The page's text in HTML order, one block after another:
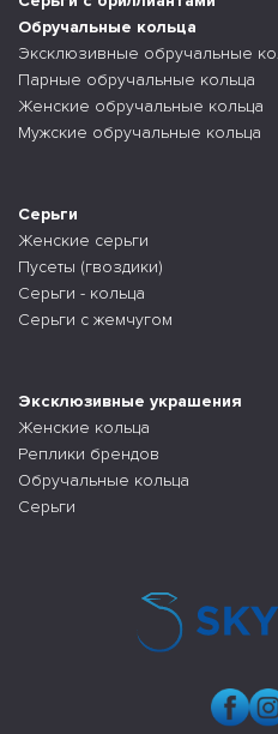
Обручальные кольца
Эксклюзивные обручальные
Парные обручальные кольца
Женские обручальные кольца
Мужские обручальные кольца
Серьги
Женские серьги
Пусеты (гвоздики)
Серьги - кольца
Серьги с жемчугом
Эксклюзивные украшения
Женские кольца
Реплики брендов
Обручальные кольца
Серьги